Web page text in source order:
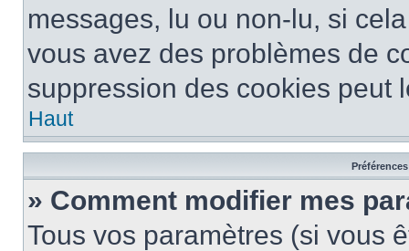
messages, lu ou non-lu, si
vous avez des problèmes de
suppression des cookies peut
Haut
» Comment modifier mes
Tous vos paramètres (si vous